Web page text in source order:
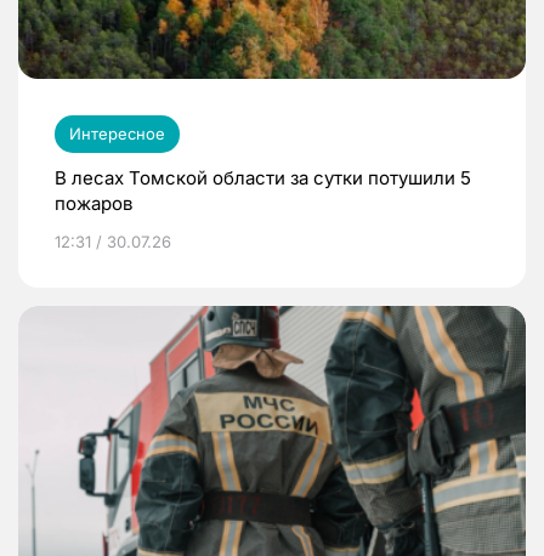
Интересное
В лесах Томской области за сутки потушили 5
пожаров
12:31 / 30.07.26